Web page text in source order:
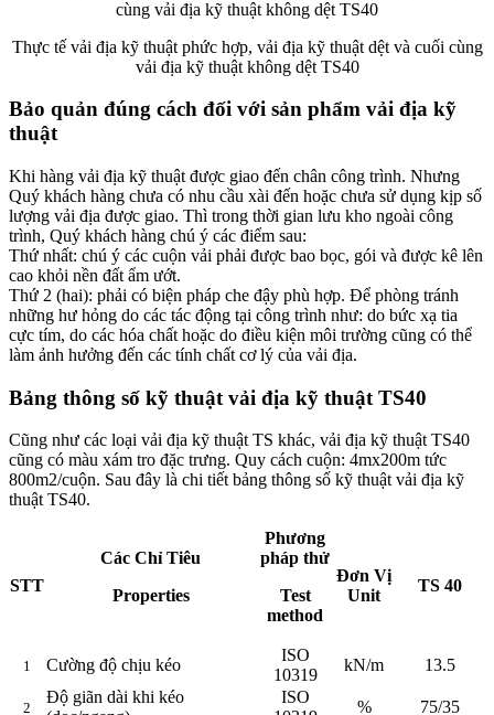
Thực tế vải địa kỹ thuật phức hợp, vải địa kỹ thuật dệt và cuối cùng
vải địa kỹ thuật không dệt TS40
Bảo quản đúng cách đối với sản phẩm vải địa kỹ
thuật
Khi hàng vải địa kỹ thuật được giao đến chân công trình. Nhưng
Quý khách hàng chưa có nhu cầu xài đến hoặc chưa sử dụng kịp số
lượng vải địa được giao. Thì trong thời gian lưu kho ngoài công
trình, Quý khách hàng chú ý các điểm sau:
Thứ nhất: chú ý các cuộn vải phải được bao bọc, gói và được kê lên
cao khỏi nền đất ẩm ướt.
Thứ 2 (hai): phải có biện pháp che đậy phù hợp. Để phòng tránh
những hư hỏng do các tác động tại công trình như: do bức xạ tia
cực tím, do các hóa chất hoặc do điều kiện môi trường cũng có thể
làm ảnh hưởng đến các tính chất cơ lý của vải địa.
Bảng thông số kỹ thuật vải địa kỹ thuật TS40
Cũng như các loại vải địa kỹ thuật TS khác, vải địa kỹ thuật TS40
cũng có màu xám tro đặc trưng. Quy cách cuộn: 4mx200m tức
800m2/cuộn. Sau đây là chi tiết bảng thông số kỹ thuật vải địa kỹ
thuật TS40.
STT
Các Chỉ Tiêu
Properties
Phương
pháp thử
Test
method
Đơn Vị
Unit
TS 40
1 Cường độ chịu kéo
ISO
10319
kN/m 13.5
2
Độ giãn dài khi kéo
ISO
% 75/35